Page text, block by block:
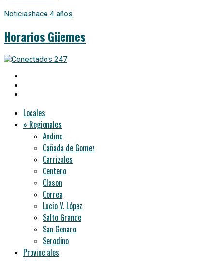
Noticiashace 4 años
Horarios Güemes
Locales
» Regionales
Andino
Cañada de Gomez
Carrizales
Centeno
Clason
Correa
Lucio V. López
Salto Grande
San Genaro
Serodino
Provinciales